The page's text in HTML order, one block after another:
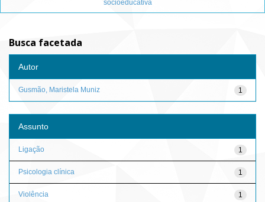
socioeducativa
Busca facetada
Autor
1
Gusmão, Maristela Muniz
Assunto
1
Ligação
1
Psicologia clínica
1
Violência